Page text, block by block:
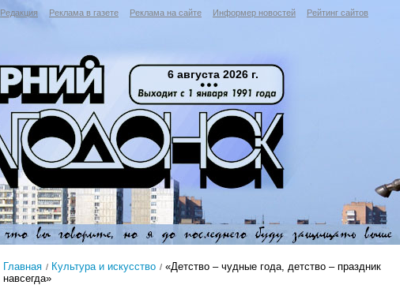
Редакция Реклама в газете Реклама на сайте Информер новостей Рейтинг сайтов
6 августа 2026 г.
Главная Культура и искусство
«Детство – чудные года, детство – праздник
навсегда»